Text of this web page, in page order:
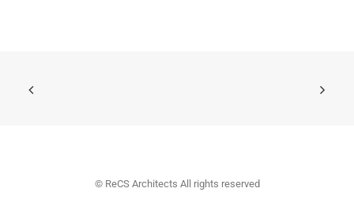
© ReCS Architects All rights reserved